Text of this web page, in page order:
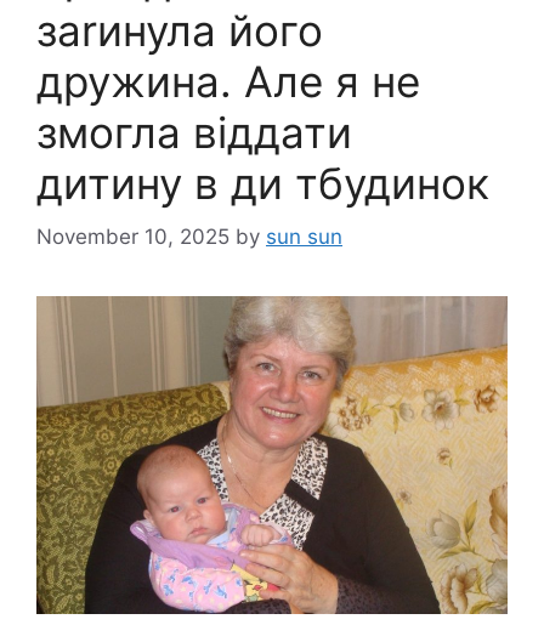
заrинула його
дружина. Але я не
змогла віддати
дитину в ди тбудинок
November 10, 2025 by sun sun